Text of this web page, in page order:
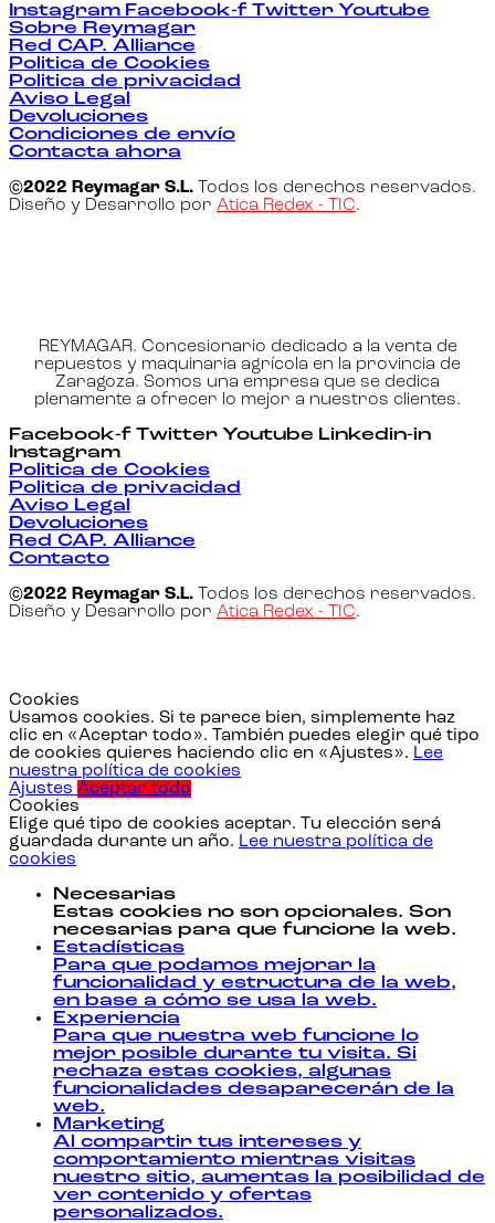
Instagram Facebook-f Twitter Youtube
Sobre Reymagar
Red CAP. Alliance
Politica de Cookies
Politica de privacidad
Aviso Legal
Devoluciones
Condiciones de envío
Contacta ahora
©2022 Reymagar S.L. Todos los derechos reservados.
Diseño y Desarrollo por Atica Redex - TIC.
REYMAGAR. Concesionario dedicado a la venta de
repuestos y maquinaria agrícola en la provincia de
Zaragoza. Somos una empresa que se dedica
plenamente a ofrecer lo mejor a nuestros clientes.
Facebook-f Twitter Youtube Linkedin-in
Instagram
Politica de Cookies
Politica de privacidad
Aviso Legal
Devoluciones
Red CAP. Alliance
Contacto
©2022 Reymagar S.L. Todos los derechos reservados.
Diseño y Desarrollo por Atica Redex - TIC.
Cookies
Usamos cookies. Si te parece bien, simplemente haz
clic en «Aceptar todo». También puedes elegir qué tipo
de cookies quieres haciendo clic en «Ajustes». Lee
nuestra política de cookies
Ajustes Aceptar todo
Cookies
Elige qué tipo de cookies aceptar. Tu elección será
guardada durante un año. Lee nuestra política de
cookies
Necesarias
Estas cookies no son opcionales. Son
necesarias para que funcione la web.
Estadísticas
Para que podamos mejorar la
funcionalidad y estructura de la web,
en base a cómo se usa la web.
Experiencia
Para que nuestra web funcione lo
mejor posible durante tu visita. Si
rechaza estas cookies, algunas
funcionalidades desaparecerán de la
web.
Marketing
Al compartir tus intereses y
comportamiento mientras visitas
nuestro sitio, aumentas la posibilidad de
ver contenido y ofertas
personalizados.